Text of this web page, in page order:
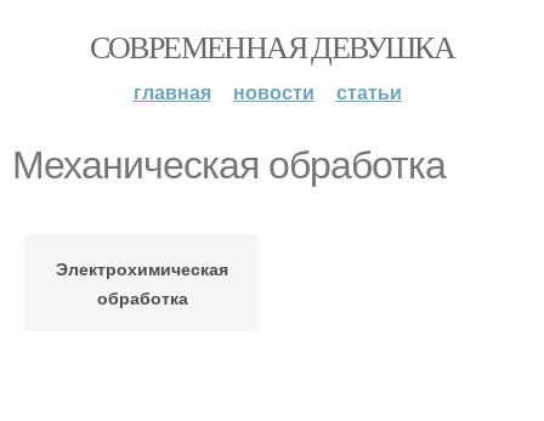
СОВРЕМЕННАЯ ДЕВУШКА
главная новости статьи
Механическая обработка
Электрохимическая
обработка